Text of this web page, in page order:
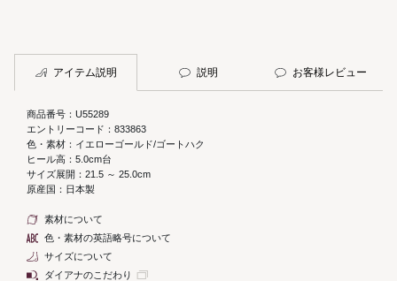
アイテム説明 説明 お客様レビュー
商品番号：U55289
エントリーコード：833863
色・素材：イエローゴールド/ゴートハク
ヒール高：5.0cm台
サイズ展開：21.5 ～ 25.0cm
原産国：日本製
素材について
色・素材の英語略号について
サイズについて
ダイアナのこだわり